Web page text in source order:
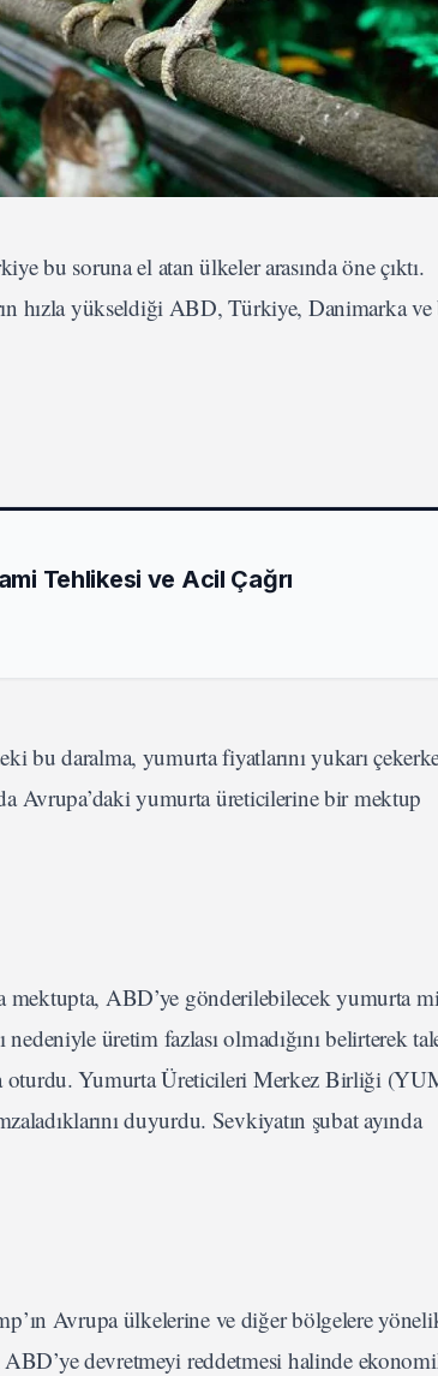
bu soruna el atan ülkeler arasında öne çıktı.
hızla yükseldiği ABD, Türkiye, Danimarka ve
Tehlikesi ve Acil Çağrı
bu daralma, yumurta fiyatlarını yukarı
Avrupa’daki yumurta üreticilerine bir mektup
ABD’ye gönderilebilecek yumurta
üretim fazlası olmadığını belirterek
oturdu. Yumurta Üreticileri Merkez Birliği
duyurdu. Sevkiyatın şubat ayında
Avrupa ülkelerine ve diğer bölgelere
devretmeyi reddetmesi halinde